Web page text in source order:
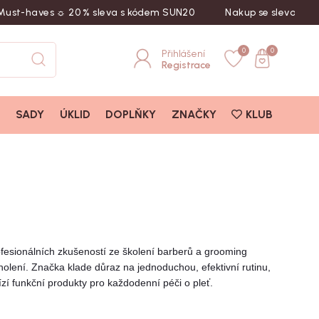
haves ☼ 20 % sleva s kódem SUN20 Nakup se slevou!
Přihlášení
Registrace
0 0
SADY ÚKLID DOPLŇKY ZNAČKY KLUB
zkušeností ze školení barberů a grooming
Značka klade důraz na jednoduchou, efektivní rutinu,
funkční produkty pro každodenní péči o pleť.